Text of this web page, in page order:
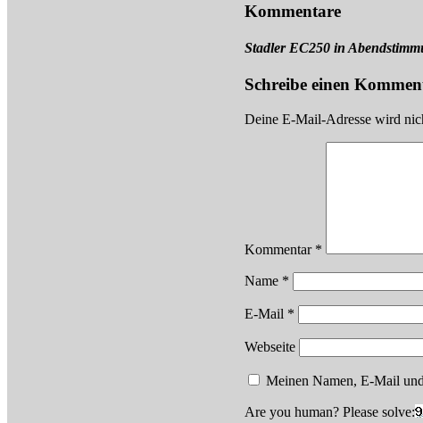
Kommentare
Stadler EC250 in
Schreibe einen
Deine E-Mail-Adresse wird
Kommentar *
Name *
E-Mail *
Webseite
Meinen Namen, E-Mail
Are you human? Please solve: